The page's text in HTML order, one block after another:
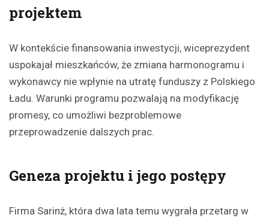
projektem
W kontekście finansowania inwestycji, wiceprezydent
uspokajał mieszkańców, że zmiana harmonogramu i
wykonawcy nie wpłynie na utratę funduszy z Polskiego
Ładu. Warunki programu pozwalają na modyfikację
promesy, co umożliwi bezproblemowe
przeprowadzenie dalszych prac.
Geneza projektu i jego postępy
Firma Sarinż, która dwa lata temu wygrała przetarg w